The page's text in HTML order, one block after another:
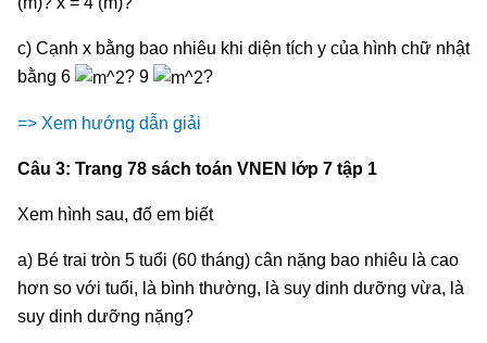
c) Cạnh x bằng bao nhiêu khi diện tích y của hình chữ nhật
bằng 6
? 9 ?
=> Xem hướng dẫn giải
Câu 3: Trang 78 sách toán VNEN lớp 7 tập 1
Xem hình sau, đố em biết
a) Bé trai tròn 5 tuổi (60 tháng) cân nặng bao nhiêu là cao
hơn so với tuổi, là bình thường, là suy dinh dưỡng vừa, là
suy dinh dưỡng nặng?